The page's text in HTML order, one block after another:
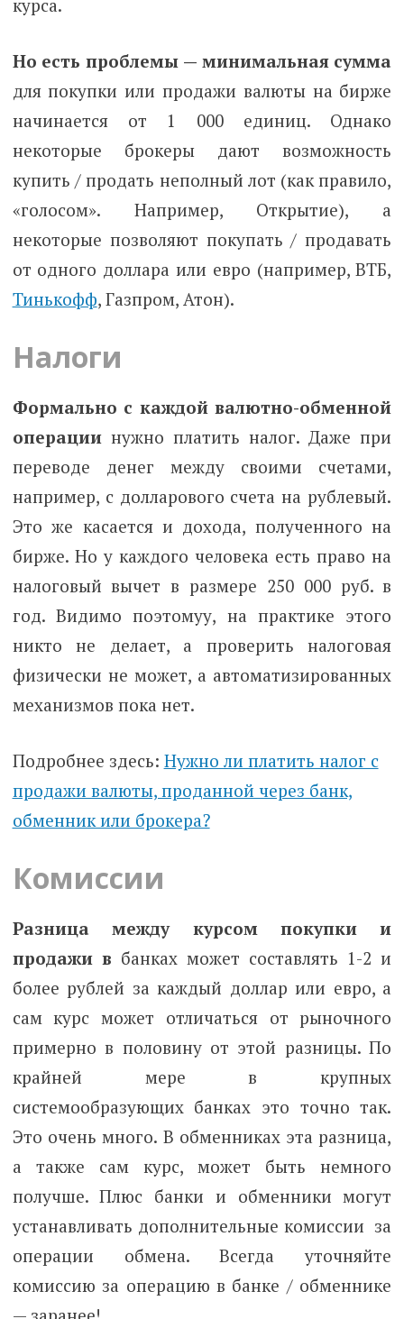
курса.
Но есть проблемы — минимальная сумма
для покупки или продажи валюты на бирже
начинается от 1 000 единиц. Однако
некоторые брокеры дают возможность
купить / продать неполный лот (как правило,
«голосом». Например, Открытие), а
некоторые позволяют покупать / продавать
от одного доллара или евро (например, ВТБ,
Тинькофф, Газпром, Атон).
Налоги
Формально с каждой валютно-обменной
операциинужно платить налог. Даже при
переводе денег между своими счетами,
например, с долларового счета на рублевый.
Это же касается и дохода, полученного на
бирже. Но у каждого человека есть право на
налоговый вычет в размере 250 000 руб. в
год. Видимо поэтомуу, на практике этого
никто не делает, а проверить налоговая
физически не может, а автоматизированных
механизмов пока нет.
Подробнее здесь: Нужно ли платить налог с
продажи валюты, проданной через банк,
обменник или брокера?
Комиссии
Разница между курсом покупки и
продажи в банках может составлять 1-2 и
более рублей за каждый доллар или евро, а
сам курс может отличаться от рыночного
примерно в половину от этой разницы. По
крайней мере в крупных
системообразующих банках это точно так.
Это очень много. В обменниках эта разница,
а также сам курс, может быть немного
получше. Плюс банки и обменники могут
устанавливать дополнительные комиссии за
операции обмена. Всегда уточняйте
комиссию за операцию в банке / обменнике